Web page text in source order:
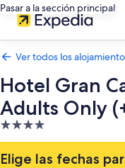
Pasar a la sección principal
Ver todos los
Hotel Gran
Adults Only
Alojamiento
de
4.0 estrellas
Elige las fechas